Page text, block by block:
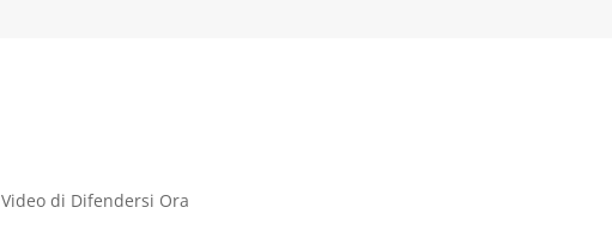
Video di Difendersi Ora